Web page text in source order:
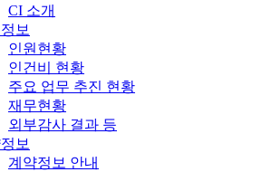
CI 소개
보
인원현황
인건비 현황
주요 업무 추진 현황
재무현황
외부감사 결과 등
보
계약정보 안내